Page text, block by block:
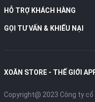
HỖ TRỢ KHÁCH HÀNG
GỌI TƯ VẤN & KHIẾU NẠI
XOĂN STORE - THẾ GIỚI
Copyright@ 2023 Công ty